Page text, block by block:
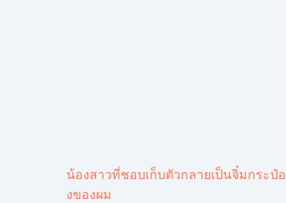
น้องสาวที่ชอบเก็บตัวกลายเป็นจิ๋มกระป๋อ
งของผม